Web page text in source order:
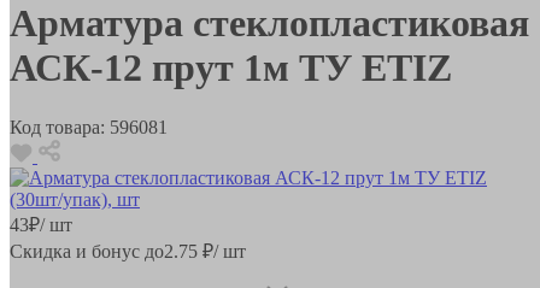
Арматура стеклопластиковая
АСК-12 прут 1м ТУ ETIZ
Код товара: 596081
43₽/ шт
Скидка и бонус до2.75 ₽/ шт